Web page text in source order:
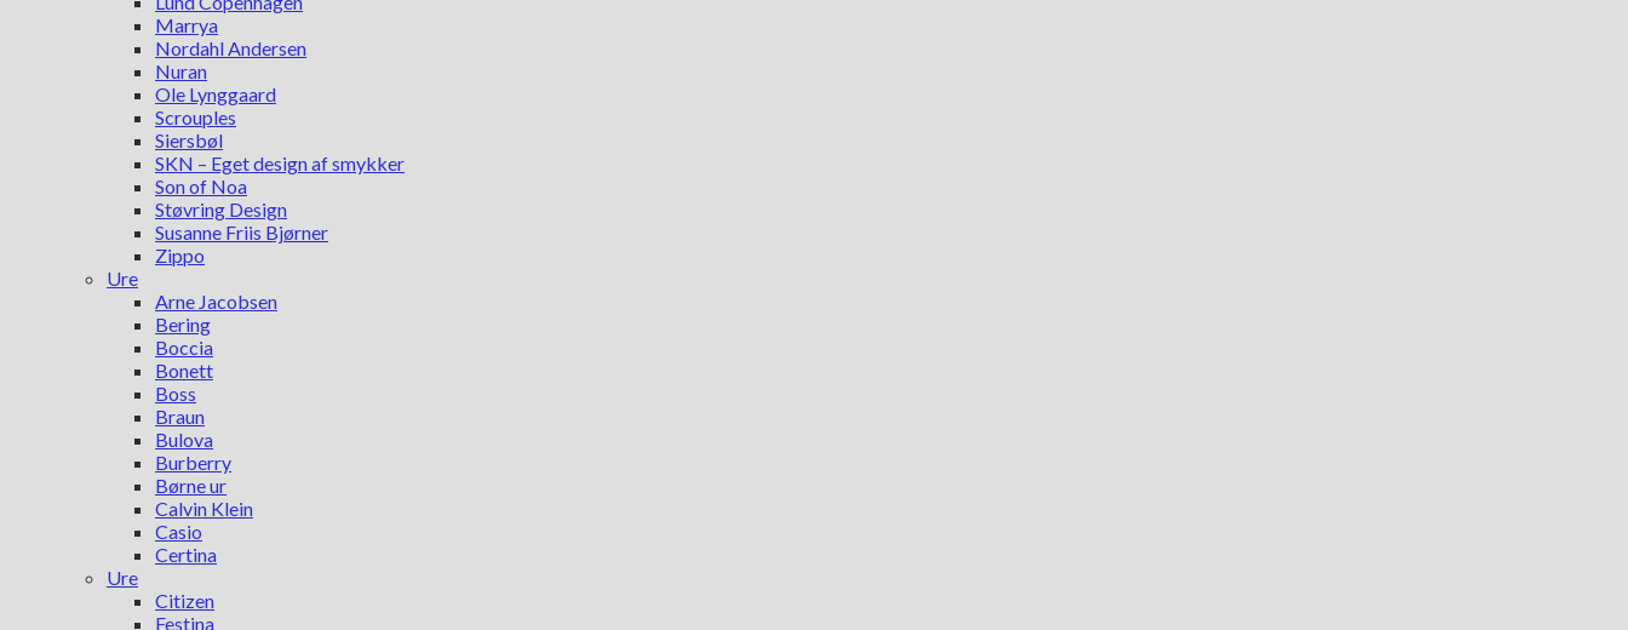
Marrya
Nordahl Andersen
Nuran
Ole Lynggaard
Scrouples
Siersbøl
SKN – Eget design af smykker
Son of Noa
Støvring Design
Susanne Friis Bjørner
Zippo
Ure
Arne Jacobsen
Bering
Boccia
Bonett
Boss
Braun
Bulova
Burberry
Børne ur
Calvin Klein
Casio
Certina
Ure
Citizen
Festina